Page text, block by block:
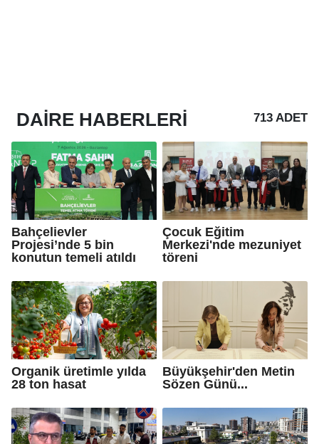
DAIRE HABERLERI 713 ADET
Bahçelievler
Projesi’nde 5 bin
konutun temeli atıldı
Çocuk Eğitim
Merkezi'nde mezuniyet
töreni
Organik üretimle yılda
28 ton hasat
Büyükşehir'den Metin
Sözen Günü...